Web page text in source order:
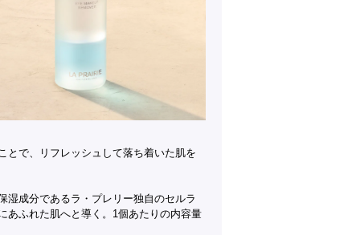
とで、リフレッシュして落ち着いた肌を
湿成分であるラ・プレリー独自のセルラ
あふれた肌へと導く。1個あたりの内容量